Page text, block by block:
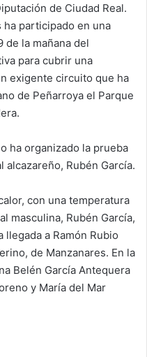
de Ciudad Real.
participado en una
de la mañana del
para cubrir una
exigente circuito que ha
de Peñarroya el Parque
ha organizado la prueba
Rubén García.
con una temperatura
masculina, Rubén García,
llegada a Ramón Rubio
de Manzanares. En la
Belén García Antequera
y María del Mar